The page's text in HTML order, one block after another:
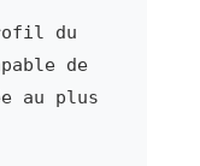
du
de
au plus